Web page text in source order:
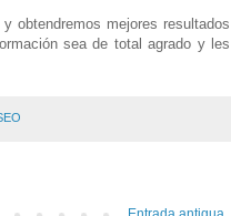
obtendremos mejores resultados
sea de total agrado y les